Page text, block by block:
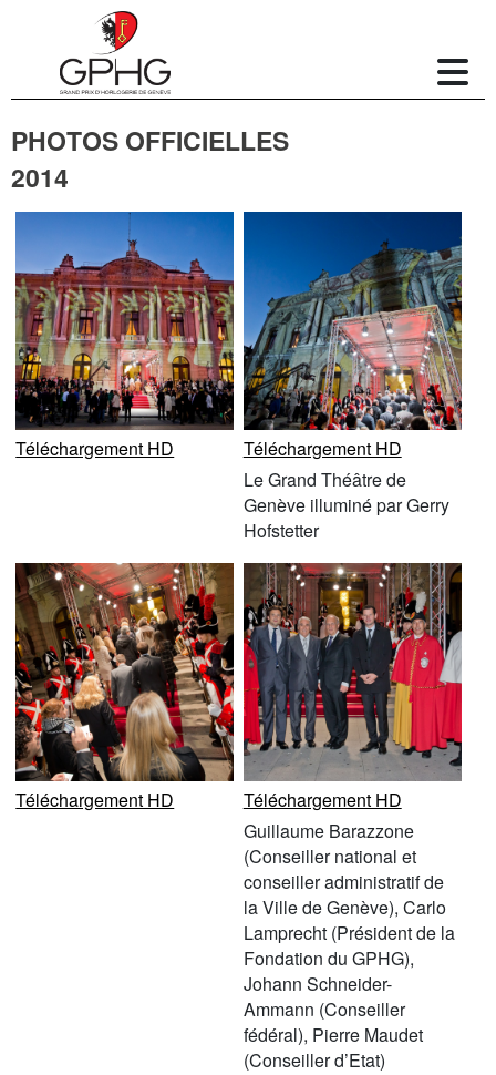
PHOTOS OFFICIELLES
2014
Téléchargement HD
Téléchargement HD
Le Grand Théâtre de
Genève illuminé par Gerry
Hofstetter
Téléchargement HD
Téléchargement HD
Guillaume Barazzone
(Conseiller national et
conseiller administratif de
la Ville de Genève), Carlo
Lamprecht (Président de la
Fondation du GPHG),
Johann Schneider-
Ammann (Conseiller
fédéral), Pierre Maudet
(Conseiller d’Etat)